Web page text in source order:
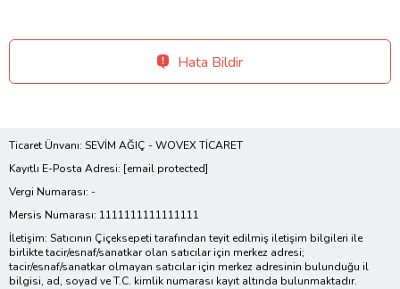
Hata Bildir
Ticaret Ünvanı: SEVİM AĞIÇ - WOVEX TİCARET
Kayıtlı E-Posta Adresi: [email protected]
Vergi Numarası: -
Mersis Numarası: 1111111111111111
İletişim: Satıcının Çiçeksepeti tarafından teyit edilmiş iletişim bilgileri ile
birlikte tacir/esnaf/sanatkar olan satıcılar için merkez adresi;
tacir/esnaf/sanatkar olmayan satıcılar için merkez adresinin bulunduğu il
bilgisi, ad, soyad ve T.C. kimlik numarası kayıt altında bulunmaktadır.